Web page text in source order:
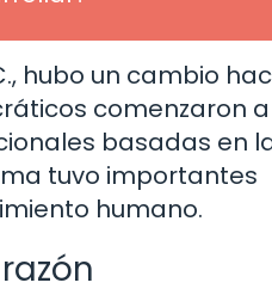
hubo un cambio
comenzaron
basadas en
tuvo importantes
humano.